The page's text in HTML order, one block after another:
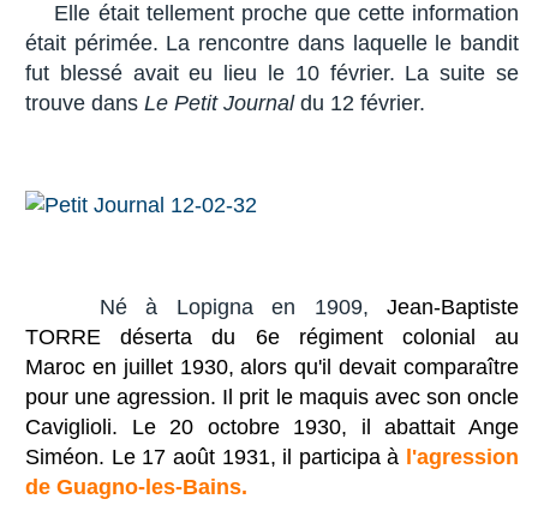
Elle était tellement proche que cette information
était périmée. La rencontre dans laquelle le bandit
fut blessé avait eu lieu le 10 février. La suite se
trouve dans Le Petit Journaldu 12 février.
Né à Lopigna en 1909, Jean-Baptiste
TORRE déserta du 6e régiment colonial au
Maroc en juillet 1930, alors qu'il devait comparaître
pour une agression. Il prit le maquis avec son oncle
Caviglioli. Le 20 octobre 1930, il abattait Ange
Siméon. Le 17 août 1931, il participa à l'agression
de Guagno-les-Bains.